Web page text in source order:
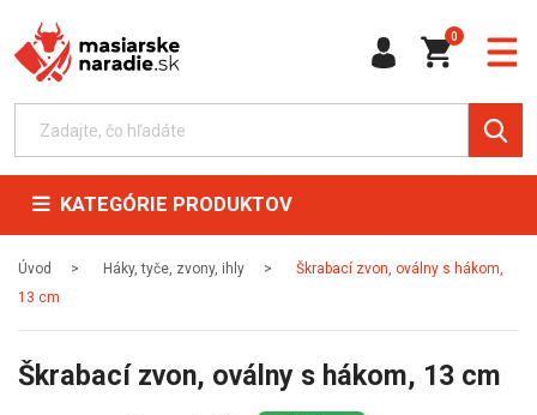
0
KATEGÓRIE PRODUKTOV
Úvod Háky, tyče, zvony, ihly
Škrabací zvon, oválny s hákom,
13 cm
Škrabací zvon, oválny s hákom, 13 cm